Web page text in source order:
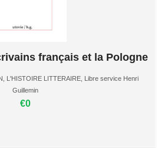
français et la Pologne
L'HISTOIRE LITTERAIRE Libre service Henri
Guillemin
€0